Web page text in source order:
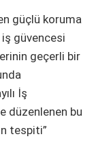
güçlü koruma
iş güvencesi
geçerli bir
İş
düzenlenen bu
tespiti”